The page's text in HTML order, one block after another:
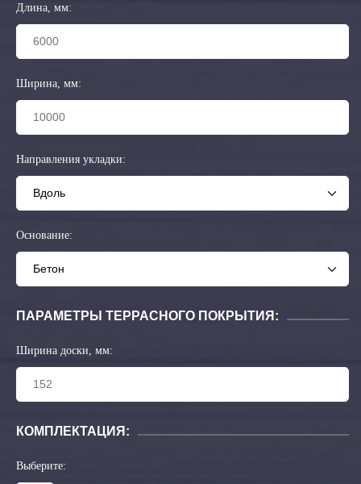
Длина, мм:
Ширина, мм:
Направления укладки:
Основание:
ПАРАМЕТРЫ ТЕРРАСНОГО ПОКРЫТИЯ:
Ширина доски, мм:
КОМПЛЕКТАЦИЯ:
Выберите: